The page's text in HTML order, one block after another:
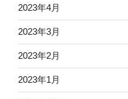
2023年4月
2023年3月
2023年2月
2023年1月